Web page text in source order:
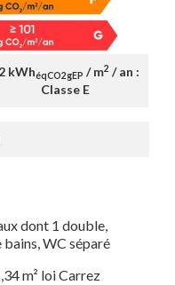
kWhéqCO2gEP / m2 / an :
Classe E
dont 1 double,
WC séparé
m² loi Carrez